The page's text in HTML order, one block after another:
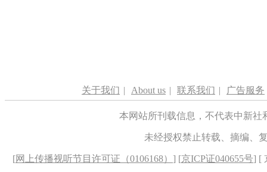
关于我们 | About us | 联系我们 | 广告服务
本网站所刊载信息，不代表中新
未经授权禁止转载、摘编、
[网上传播视听节目许可证（0106168） ] [京ICP证040655号] [